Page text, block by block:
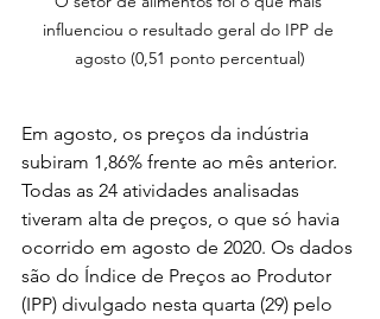
influenciou o resultado geral do IPP de
agosto (0,51 ponto percentual)
Em agosto, os preços da indústria
subiram 1,86% frente ao mês anterior.
Todas as 24 atividades analisadas
tiveram alta de preços, o que só havia
ocorrido em agosto de 2020. Os dados
são do Índice de Preços ao Produtor
(IPP) divulgado nesta quarta (29) pelo